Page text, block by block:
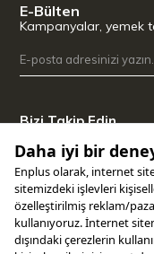
E-Bülten
Kampanyalar, yemek
Bizi Takip Edin
Uygulamamızı